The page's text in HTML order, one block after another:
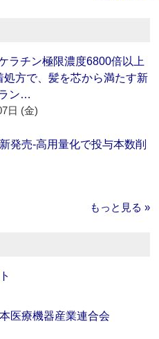
ラチン極限濃度6800倍以上
処方で、髪を芯から満たす新
ン…
日 (金)
発売‐高用量化で投与本数削
もっと見る »
医療機器産業連合会